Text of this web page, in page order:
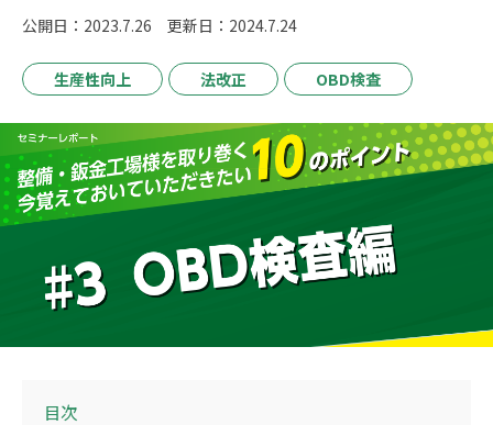
公開日：2023.7.26 更新日：2024.7.24
生産性向上 法改正 OBD検査
目次